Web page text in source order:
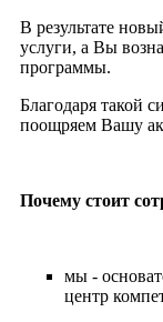
В результате
услуги, а Вы
программы.
Благодаря такой
поощряем Вашу
Почему стоит
мы -
центр